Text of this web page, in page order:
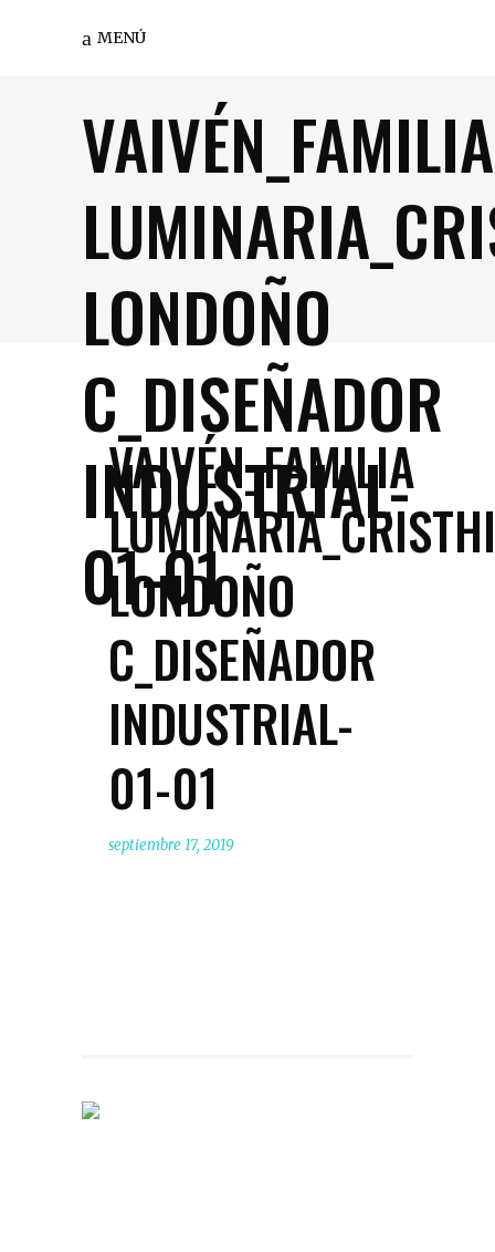
MENÚ
VAIVÉN_FAMILIA
LONDOÑO
C_DISEÑADOR
INDUSTRIAL-
01-01
VAIVÉN_FAMILIA
LONDOÑO
C_DISEÑADOR
INDUSTRIAL-
01-01
septiembre 17, 2019